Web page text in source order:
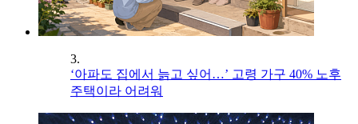
3.
‘아파도 집에서 늙고 싶어…’ 고령 가구 40% 노후
주택이라 어려워